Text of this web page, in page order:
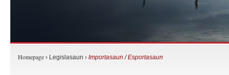
Homepage › Legislasaun › Importasaun / Esportasaun